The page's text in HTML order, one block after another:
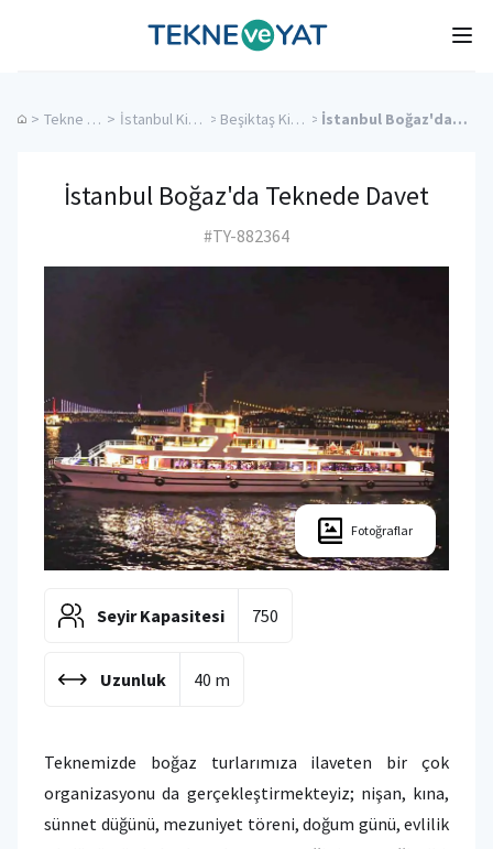
Tekne ve Yat
> Tekne Düğünü > İstanbul Kiralık Yatlar > Beşiktaş Kiralık Yatlar > İstanbul Boğaz'da Teknede Davet
İstanbul Boğaz'da Teknede Davet
#TY-882364
Fotoğraflar
Seyir Kapasitesi 750
Uzunluk 40 m
Teknemizde boğaz turlarımıza ilaveten bir çok
organizasyonu da gerçekleştirmekteyiz; nişan, kına,
sünnet düğünü, mezuniyet töreni, doğum günü, evlilik